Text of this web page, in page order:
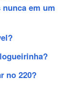
em um
no 220?